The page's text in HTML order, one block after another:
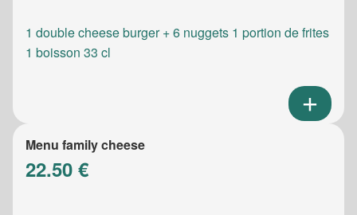
1 double cheese burger + 6 nuggets 1 portion de frites
1 boisson 33 cl
Menu family cheese
22.50 €